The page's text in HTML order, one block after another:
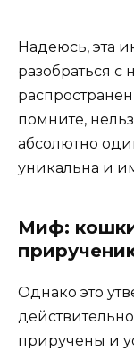
Надеюсь, эта
разобраться с
помните,
абсолютно
уникальна и
Миф:
Однако это
приручены и